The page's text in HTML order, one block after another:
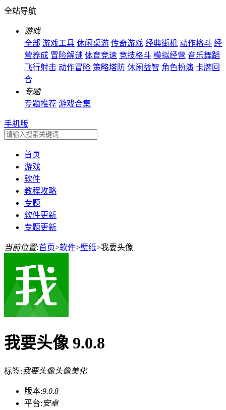
全站导航
游戏
全部 游戏工具 休闲桌游 传奇游戏 经典街机 动作格斗 经
营养成 冒险解谜 体育竞速 竞技格斗 模拟经营 音乐舞蹈
飞行射击 动作冒险 策略塔防 休闲益智 角色扮演 卡牌回
合
专题
专题推荐 游戏合集
手机版
首页
游戏
软件
教程攻略
专题
软件更新
专题更新
当前位置:首页>软件>壁纸>我要头像
我要头像 9.0.8
标签:我要头像头像美化
版本:9.0.8
平台:安卓